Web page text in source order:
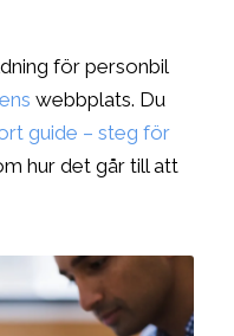
för personbil
webbplats. Du
guide – steg för
hur det går till att